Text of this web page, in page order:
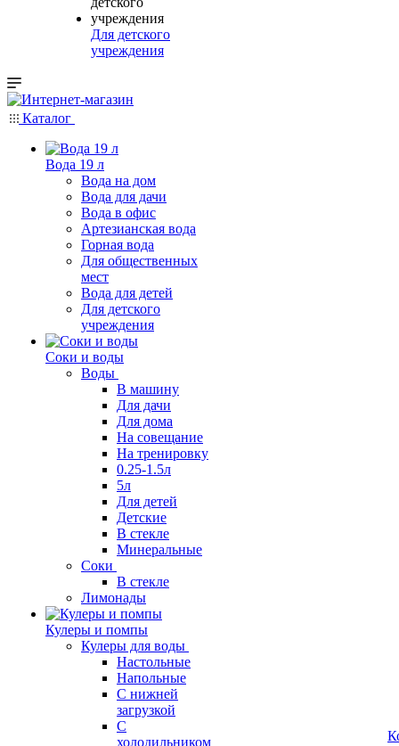
Для детского
учреждения
Каталог
Вода 19 л
Вода на дом
Вода для дачи
Вода в офис
Артезианская вода
Горная вода
Для общественных
мест
Вода для детей
Для детского
учреждения
Соки и воды
Воды
В машину
Для дачи
Для дома
На совещание
На тренировку
0.25-1.5л
5л
Для детей
Детские
В стекле
Минеральные
Соки
В стекле
Лимонады
Кулеры и помпы
Кулеры для воды
Настольные
Напольные
С нижней
загрузкой
С
холодильником